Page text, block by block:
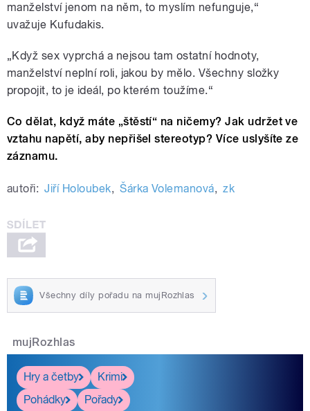
manželství jenom na něm, to myslím nefunguje,“
uvažuje Kufudakis.
„Když sex vyprchá a nejsou tam ostatní hodnoty,
manželství neplní roli, jakou by mělo. Všechny složky
propojit, to je ideál, po kterém toužíme.“
Co dělat, když máte „štěstí“ na ničemy? Jak udržet ve
vztahu napětí, aby nepřišel stereotyp? Více uslyšíte ze
záznamu.
autoři: Jiří Holoubek, Šárka Volemanová, zk
Všechny díly pořadu na mujRozhlas
mujRozhlas
Hry a četby
Krimi
Pohádky
Pořady